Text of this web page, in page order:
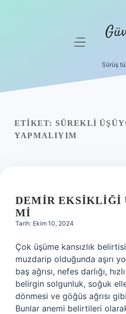
Yasal Uyarı
menüyü
Sürüş
ETIKET: SÜREKLI
YAPMALIYIM
DEMIR EKSIKLIĞI
MI
Tarih: Ekim 10, 2024
Çok üşüme kansızlık
muzdarip olduğunda aşırı
baş ağrısı, nefes darlığı,
belirgin solgunluk, soğuk
dönmesi ve göğüs ağrısı
Bunlar anemi belirtileri